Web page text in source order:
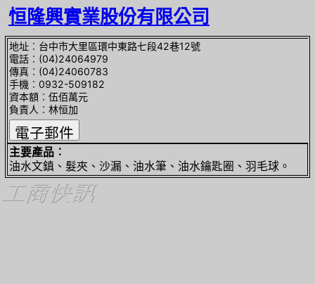
恒隆興實業股份有限公司
地址︰台中市大里區環中東路七段42巷12號
電話︰(04)24064979
傳真︰(04)24060783
手機︰0932-509182
資本額︰伍佰萬元
負責人︰林恒加
主要產品︰
油水文鎮、髮夾、沙漏、油水筆、油水鑰匙圈、羽毛球。